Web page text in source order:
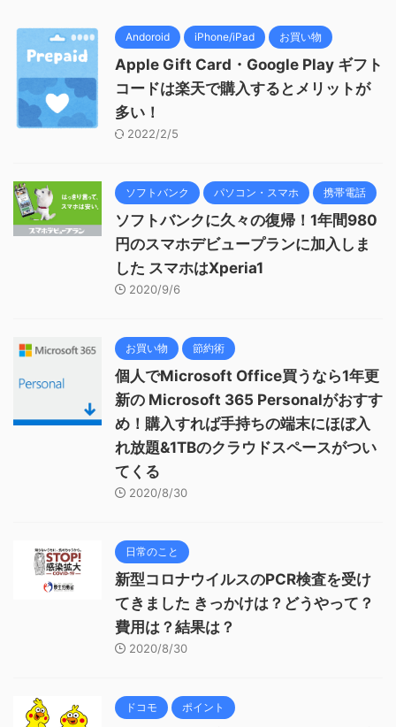
Andoroid iPhone/iPad お買い物
Apple Gift Card・Google Play ギフト
コードは楽天で購入するとメリットが
多い！
2022/2/5
ソフトバンク パソコン・スマホ 携帯電話
ソフトバンクに久々の復帰！1年間980
円のスマホデビュープランに加入しま
した スマホはXperia1
2020/9/6
お買い物 節約術
個人でMicrosoft Office買うなら1年更
新の Microsoft 365 Personalがおすす
め！購入すれば手持ちの端末にほぼ入
れ放題&1TBのクラウドスペースがつい
てくる
2020/8/30
日常のこと
新型コロナウイルスのPCR検査を受け
てきました きっかけは？どうやって？
費用は？結果は？
2020/8/30
ドコモ ポイント